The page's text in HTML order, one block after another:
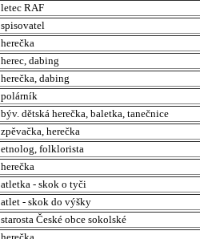
letec RAF
spisovatel
herečka
herec, dabing
herečka, dabing
polárník
býv. dětská herečka, baletka, tanečnice
zpěvačka, herečka
etnolog, folklorista
herečka
atletka - skok o tyči
atlet - skok do výšky
starosta České obce sokolské